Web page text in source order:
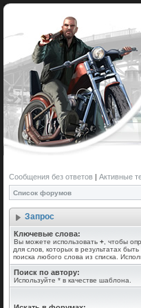
Сообщения без ответов | Активные
Список форумов
Запрос
Ключевые слова:
Вы можете использовать + , чтобы
для слов, которых в результатах
поиска любого слова из списка.
Поиск по автору:
Используйте * в качестве шаблона.